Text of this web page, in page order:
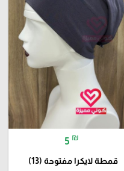
5 ₪
قمطة لايكرا مفتوحة (13)